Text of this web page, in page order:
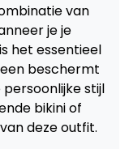
van
je je
het essentieel
beschermt
stijl
bikini of
deze outfit.